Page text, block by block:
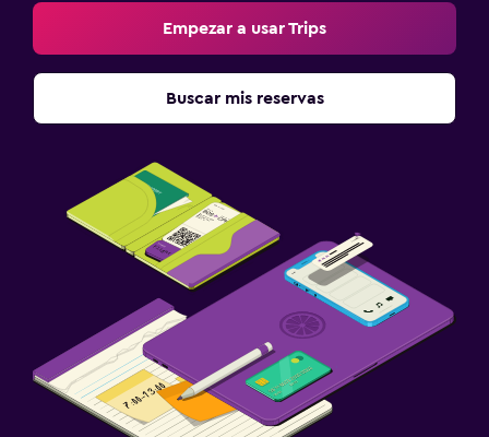
Empezar a usar Trips
Buscar mis reservas